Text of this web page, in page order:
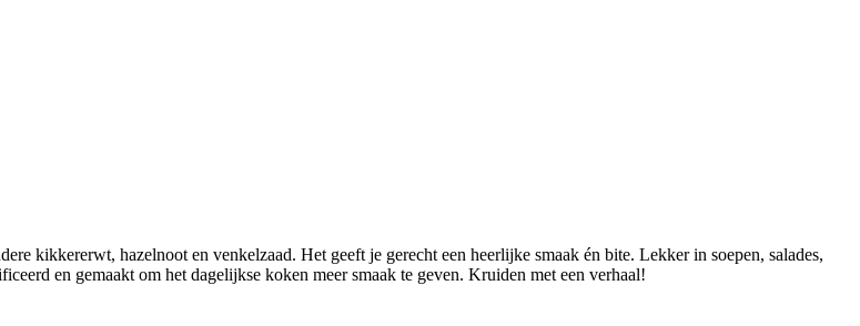
kikkererwt, hazelnoot en venkelzaad. Het geeft je gerecht een heerlijke smaak én bite. Lekker in soepen, salades,
en gemaakt om het dagelijkse koken meer smaak te geven. Kruiden met een verhaal!